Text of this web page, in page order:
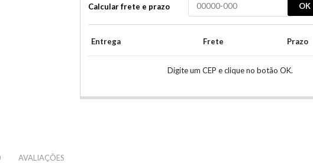
Calcular frete e prazo OK
Entrega Frete Prazo
Digite um CEP e clique no botão OK.
AVALIAÇÕES